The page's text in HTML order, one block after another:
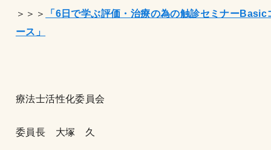
＞＞＞ 「6日で学ぶ評価・治療の為の触診セミナーBasic
ース」
療法士活性化委員会
委員長 大塚 久